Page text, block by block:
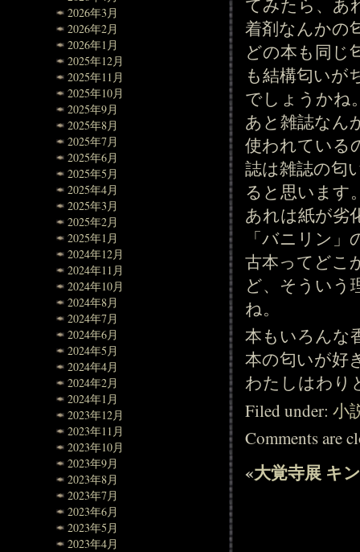
2026年3月
2026年2月
2026年1月
2025年12月
2025年11月
2025年10月
2025年9月
2025年8月
2025年7月
2025年6月
2025年5月
2025年4月
2025年3月
2025年2月
2025年1月
2024年12月
2024年11月
2024年10月
2024年8月
2024年7月
2024年6月
2024年5月
2024年4月
2024年2月
2024年1月
2023年12月
2023年11月
2023年10月
2023年9月
2023年8月
2023年7月
2023年6月
2023年5月
2023年4月
着剤なんかの
どの本も同じ
も結構匂いが
でしょうかね
あと雑誌なん
使われている
誌は雑誌の匂
ると思います
あれは紙が劣
「バニリン
古本ってどこ
ど、そういう
ね。
本もいろんな
本の匂いが好
わたしはわり
Filed under:小
Comments are
«大覚寺展 キ